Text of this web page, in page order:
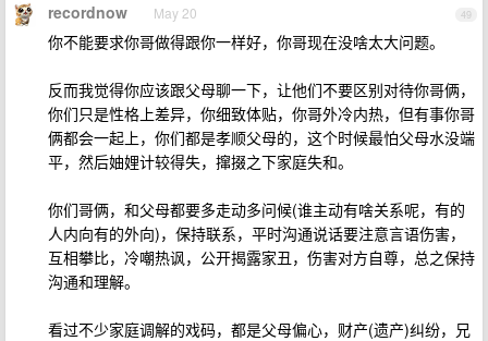
49
recordnow May 20
你不能要求你哥做得跟你一样好，你哥现在没啥太大问题。
反而我觉得你应该跟父母聊一下，让他们不要区别对待你哥俩，
你们只是性格上差异，你细致体贴，你哥外冷内热，但有事你哥
俩都会一起上，你们都是孝顺父母的，这个时候最怕父母水没端
平，然后妯娌计较得失，撺掇之下家庭失和。
你们哥俩，和父母都要多走动多问候(谁主动有啥关系呢，有的
人内向有的外向)，保持联系，平时沟通说话要注意言语伤害，
互相攀比，冷嘲热讽，公开揭露家丑，伤害对方自尊，总之保持
沟通和理解。
看过不少家庭调解的戏码，都是父母偏心，财产(遗产)纠纷，兄